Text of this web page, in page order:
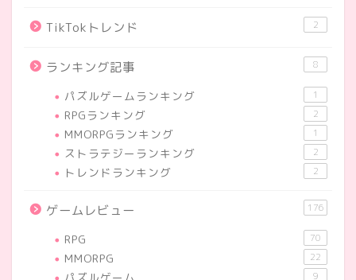
TikTokトレンド 2
ランキング記事 8
パズルゲームランキング 1
RPGランキング 2
MMORPGランキング 1
ストラテジーランキング 2
トレンドランキング 2
ゲームレビュー 176
RPG 70
MMORPG 22
9